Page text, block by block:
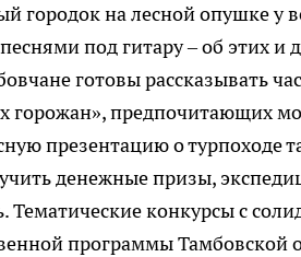
городок на лесной опушке у
под гитару – об этих
готовы рассказывать
горожан», предпочитающих
презентацию о турпоходе
денежные призы,
Тематические конкурсы с
программы Тамбовской